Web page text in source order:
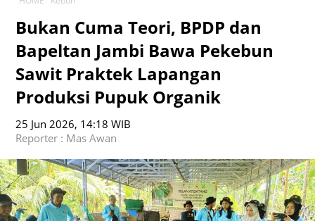
Bukan Cuma Teori, BPDP dan
Bapeltan Jambi Bawa Pekebun
Sawit Praktek Lapangan
Produksi Pupuk Organik
25 Jun 2026, 14:18 WIB
Reporter : Mas Awan